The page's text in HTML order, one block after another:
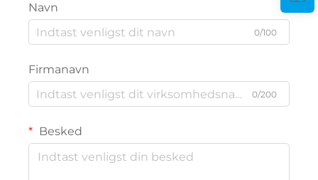
Navn
0/100
Firmanavn
0/200
Besked